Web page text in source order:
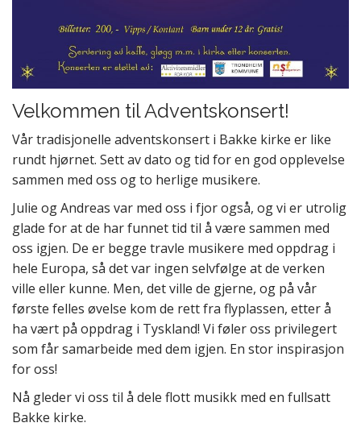
Velkommen til Adventskonsert!
Vår tradisjonelle adventskonsert i Bakke kirke er like
rundt hjørnet. Sett av dato og tid for en god opplevelse
sammen med oss og to herlige musikere.
Julie og Andreas var med oss i fjor også, og vi er utrolig
glade for at de har funnet tid til å være sammen med
oss igjen. De er begge travle musikere med oppdrag i
hele Europa, så det var ingen selvfølge at de verken
ville eller kunne. Men, det ville de gjerne, og på vår
første felles øvelse kom de rett fra flyplassen, etter å
ha vært på oppdrag i Tyskland! Vi føler oss privilegert
som får samarbeide med dem igjen. En stor inspirasjon
for oss!
Nå gleder vi oss til å dele flott musikk med en fullsatt
Bakke kirke.